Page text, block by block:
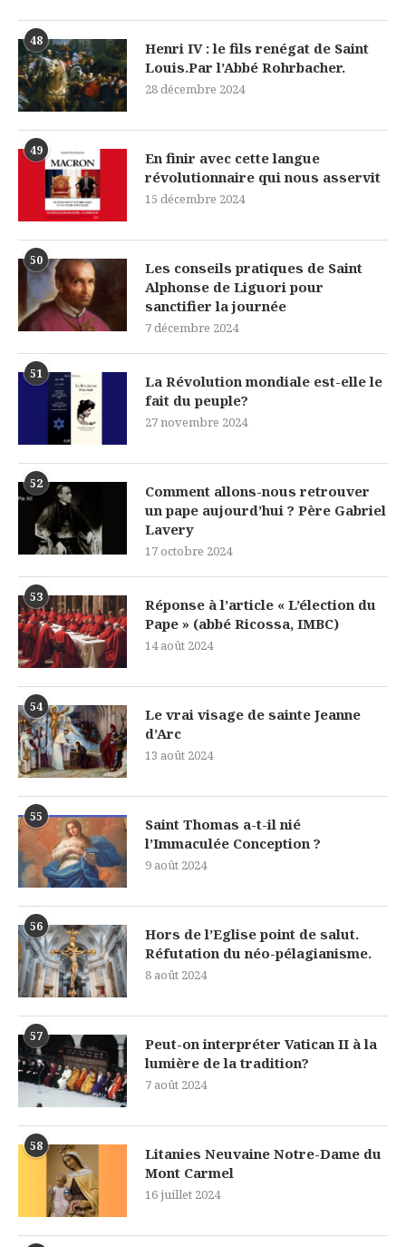
48
Henri IV : le fils renégat de Saint
Louis.Par l’Abbé Rohrbacher.
28 décembre 2024
49
En finir avec cette langue
révolutionnaire qui nous asservit
15 décembre 2024
50
Les conseils pratiques de Saint
Alphonse de Liguori pour
sanctifier la journée
7 décembre 2024
51
La Révolution mondiale est-elle le
fait du peuple?
27 novembre 2024
52
Comment allons-nous retrouver
un pape aujourd’hui ? Père Gabriel
Lavery
17 octobre 2024
53
Réponse à l’article « L’élection du
Pape » (abbé Ricossa, IMBC)
14 août 2024
54
Le vrai visage de sainte Jeanne
d’Arc
13 août 2024
55
Saint Thomas a-t-il nié
l’Immaculée Conception ?
9 août 2024
56
Hors de l’Eglise point de salut.
Réfutation du néo-pélagianisme.
8 août 2024
57
Peut-on interpréter Vatican II à la
lumière de la tradition?
7 août 2024
58
Litanies Neuvaine Notre-Dame du
Mont Carmel
16 juillet 2024